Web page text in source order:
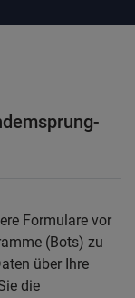
Formulare vor
(Bots) zu
über Ihre
die